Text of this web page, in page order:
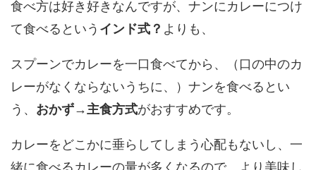
食べ方は好き好きなんですが、ナンにカレーにつけ
て食べるという インド式？ よりも、
スプーンでカレーを一口食べてから、（口の中のカ
レーがなくならないうちに、）ナンを食べるとい
う、 おかず→主食方式がおすすめです。
カレーをどこかに垂らしてしまう心配もないし、一
緒に食べるカレーの量が多くなるので、より美味し